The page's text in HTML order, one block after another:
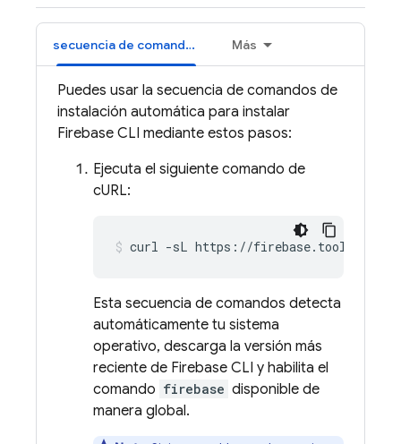
secuencia de comandos de instalación automática Más
Puedes usar la secuencia de comandos de
instalación automática para instalar
Firebase CLI mediante estos pasos:
Ejecuta el siguiente comando de
cURL:
curl -sL https://firebase.tools |
Esta secuencia de comandos detecta
automáticamente tu sistema
operativo, descarga la versión más
reciente de Firebase CLI y habilita el
comando firebase disponible de
manera global.